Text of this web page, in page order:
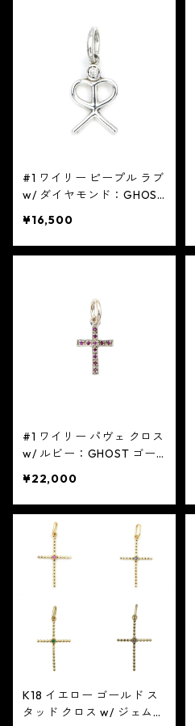
#1 ワイリー ピープル ラブ
w/ ダイヤモンド：GHOST
¥16,500
#1 ワイリー パヴェ クロス
w/ ルビー：GHOST ゴー
¥22,000
K18 イエロー ゴールド ス
タッド クロス w/ ジェム